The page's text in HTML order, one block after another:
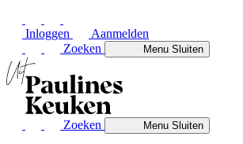
Inloggen
Aanmelden
Zoeken
MenuSluiten
Zoeken MenuSluiten